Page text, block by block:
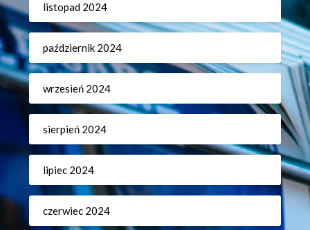
listopad 2024
październik 2024
wrzesień 2024
sierpień 2024
lipiec 2024
czerwiec 2024